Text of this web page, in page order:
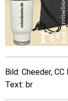
Bild: Cheeder,
Text: br